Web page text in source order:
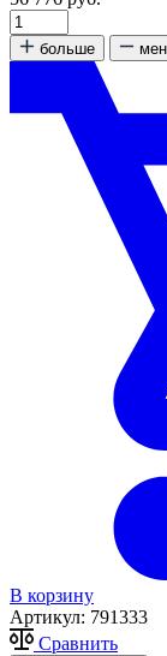
больше
В корзину
Артикул: 791333
Сравнить